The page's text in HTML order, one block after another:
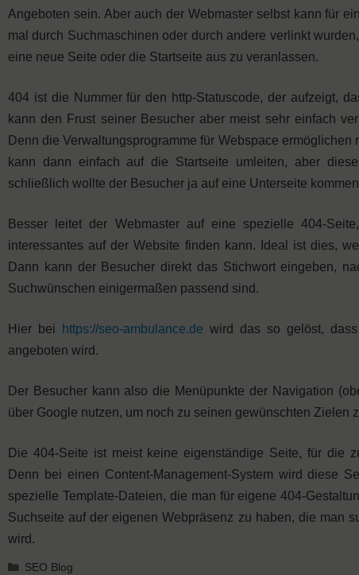
Angeboten sein. Aber auch der Webmaster selbst kann für
mal durch Suchmaschinen oder durch andere verlinkt
eine neue Seite oder die Startseite aus zu veranlassen.
404 ist die Nummer für den http-Statuscode, der aufzeigt,
kann den Frust seiner Besucher aber meist sehr einfach
Denn die Verwaltungsprogramme für Webspace
kann dann einfach auf die Startseite umleiten, aber
schließlich wollte der Besucher ja auf eine Unterseite
Besser leitet der Webmaster auf eine spezielle 404-
interessantes auf der Website finden kann. Ideal ist dies,
Dann kann der Besucher direkt das Stichwort eingeben,
Suchwünschen einigermaßen passend sind.
Hier bei https://seo-ambulance.de wird das so gelöst,
angeboten wird.
Der Besucher kann also die Menüpunkte der Navigation
über Google nutzen, um noch zu seinen gewünschten Zielen
Die 404-Seite ist meist keine eigenständige Seite, für die
Denn bei einen Content-Management-System wird diese
spezielle Template-Dateien, die man für eigene 404-
Suchseite auf der eigenen Webpräsenz zu haben, die man
wird.
Kategorien
SEO Blog